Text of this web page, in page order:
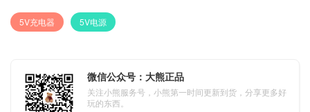
5V充电器 5V电源
微信公众号：大熊正品
关注小熊服务号，小熊第一时间更新到货，分享更多好
玩的东西。